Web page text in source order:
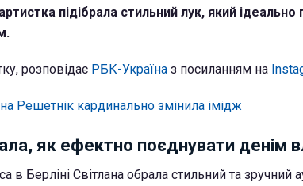
підібрала стильний лук, який ідеально
розповідає РБК-Україна з посиланням на
Решетнік кардинально змінила імідж
як ефектно поєднувати денім
Берліні Світлана обрала стильний та зручний